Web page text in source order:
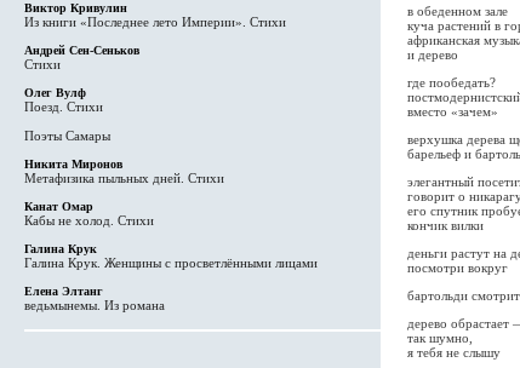
Виктор Кривулин
Из книги «Последнее лето Империи». Стихи
Андрей Сен-Сеньков
Стихи
Олег Вулф
Поезд. Стихи
Поэты Самары
Никита Миронов
Метафизика пыльных дней. Стихи
Канат Омар
Кабы не холод. Стихи
Галина Крук
Галина Крук. Женщины с просветлёнными лицами
Елена Элтанг
ведьмынемы. Из романа
в обеденном зале
куча растений в
африканская
и дерево
где пообедать?
вместо «зачем»
верхушка дерева
барельеф и
элегантный
говорит о
его спутник
кончик вилки
деньги растут на
посмотри вокруг
бартольди
дерево обрастает
так шумно,
я тебя не слышу